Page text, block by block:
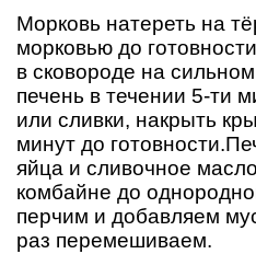
Морковь натереть на
морковью до
в сковороде на
печень в течении 5-ти
или сливки, накрыть
минут до
яйца и сливочное
комбайне до
перчим и добавляем
раз перемешиваем.